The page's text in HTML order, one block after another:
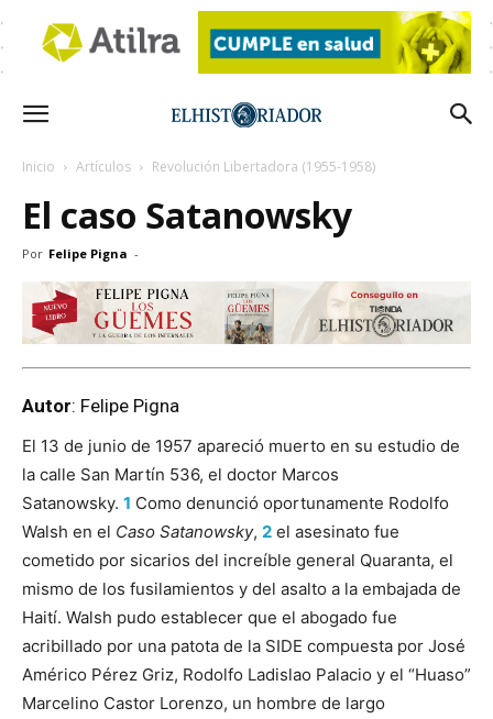
Inicio Artículos Revolución Libertadora (1955-1958)
El caso Satanowsky
Por Felipe Pigna -
Autor: Felipe Pigna
El 13 de junio de 1957 apareció muerto en su estudio de
la calle San Martín 536, el doctor Marcos
Satanowsky. 1 Como denunció oportunamente Rodolfo
Walsh en el Caso Satanowsky, 2 el asesinato fue
cometido por sicarios del increíble general Quaranta, el
mismo de los fusilamientos y del asalto a la embajada de
Haití. Walsh pudo establecer que el abogado fue
acribillado por una patota de la SIDE compuesta por José
Américo Pérez Griz, Rodolfo Ladislao Palacio y el “Huaso”
Marcelino Castor Lorenzo, un hombre de largo